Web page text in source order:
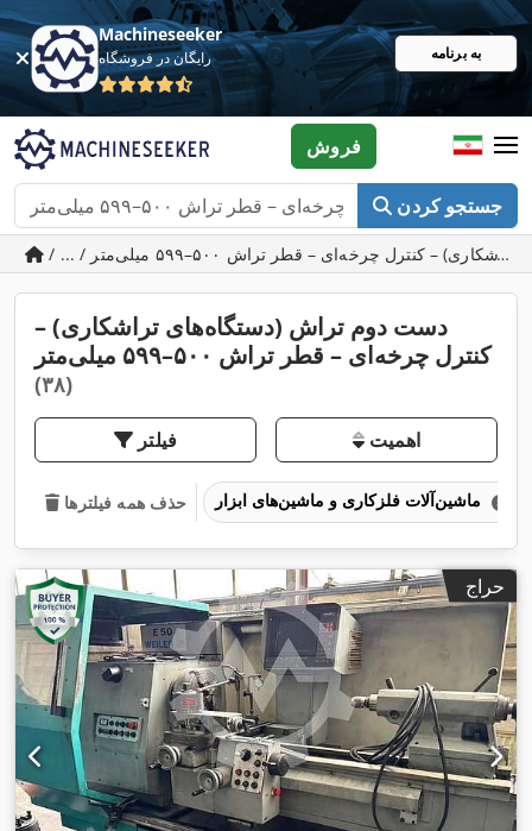
Machineseeker
رایگان در فروشگاه به برنامه
جستجو کردن
فروش
دست دوم تراش (دستگاه‌های تراشکاری) –
کنترل چرخه‌ای – قطر تراش ۵۰۰–۵۹۹ میلی‌متر
(۳۸)
فیلتر اهمیت
حذف همه فیلترها
حراج